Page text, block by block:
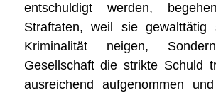
entschuldigt werden,
Straftaten, weil sie
Kriminalität neigen,
Gesellschaft die strikte Schuld
ausreichend aufgenommen